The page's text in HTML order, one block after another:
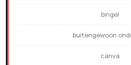
bingel
buitengewoon
canva